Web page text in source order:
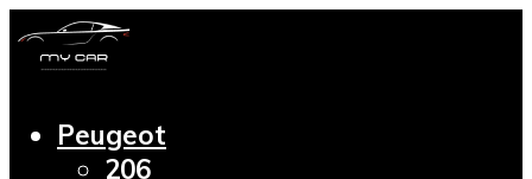
Peugeot
206